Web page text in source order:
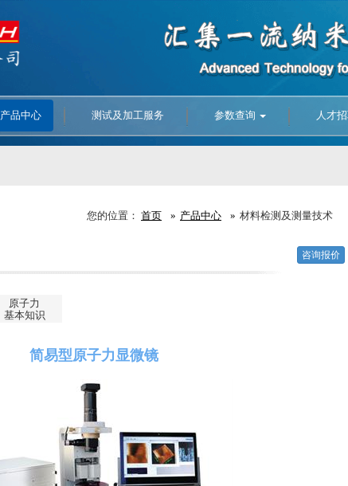
产品中心 测试及加工服务 参数查询 人才
您的位置： 首页 产品中心 材料检测及测量技术
咨询报价
原子力
基本知识
简易型原子力显微镜